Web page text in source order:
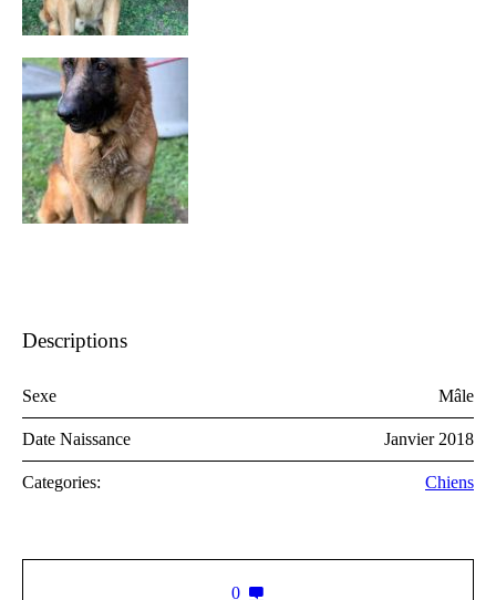
Descriptions
Sexe Mâle
Date Naissance Janvier 2018
Categories: Chiens
0